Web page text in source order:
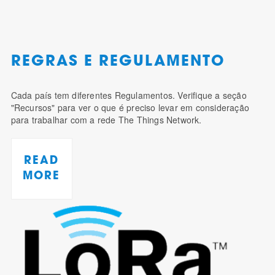
REGRAS E REGULAMENTO
Cada país tem diferentes Regulamentos. Verifique a seção
"Recursos" para ver o que é preciso levar em consideração
para trabalhar com a rede The Things Network.
READ
MORE